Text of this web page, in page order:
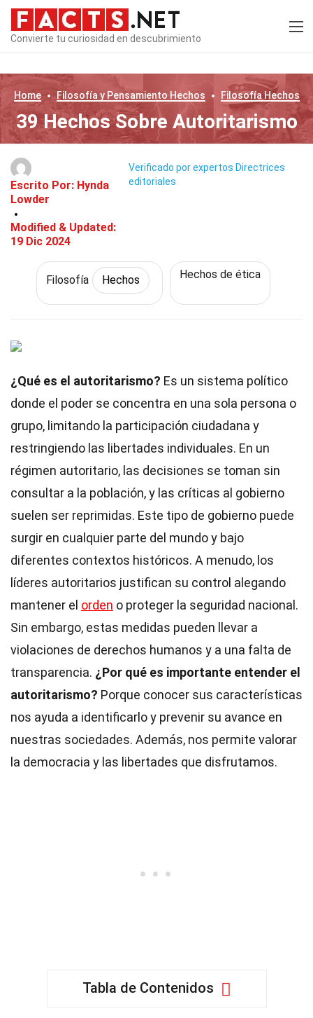
Convierte tu curiosidad en descubrimiento
Home Filosofía y Pensamiento Hechos Filosofía Hechos
39 Hechos Sobre Autoritarismo
Escrito Por: Hynda
Lowder
Modified & Updated:
19 Dic 2024
Verificado por expertos Directrices
editoriales
Filosofía Hechos Hechos de ética
¿Qué es el autoritarismo? Es un sistema político
donde el poder se concentra en una sola persona o
grupo, limitando la participación ciudadana y
restringiendo las libertades individuales. En un
régimen autoritario, las decisiones se toman sin
consultar a la población, y las críticas al gobierno
suelen ser reprimidas. Este tipo de gobierno puede
surgir en cualquier parte del mundo y bajo
diferentes contextos históricos. A menudo, los
líderes autoritarios justifican su control alegando
mantener el orden o proteger la seguridad nacional.
Sin embargo, estas medidas pueden llevar a
violaciones de derechos humanos y a una falta de
transparencia. ¿Por qué es importante entender el
autoritarismo? Porque conocer sus características
nos ayuda a identificarlo y prevenir su avance en
nuestras sociedades. Además, nos permite valorar
la democracia y las libertades que disfrutamos.
Tabla de Contenidos